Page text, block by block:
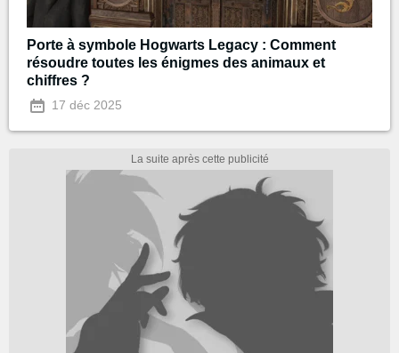
Porte à symbole Hogwarts Legacy : Comment
résoudre toutes les énigmes des animaux et
chiffres ?
17 déc 2025